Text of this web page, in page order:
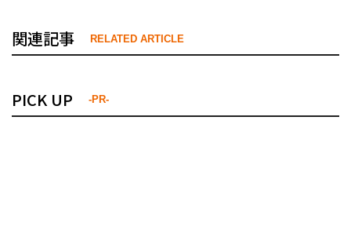
関連記事 RELATED ARTICLE
PICK UP -PR-